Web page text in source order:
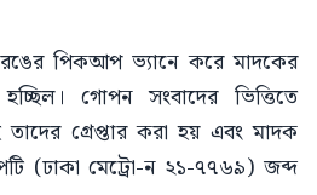
পিকআপ ভ্যানে করে মাদকের
গোপন সংবাদের ভিত্তিতে
গ্রেপ্তার করা হয় এবং মাদক
(ঢাকা মেট্রো-ন ২১-৭৭৬৯) জব্দ